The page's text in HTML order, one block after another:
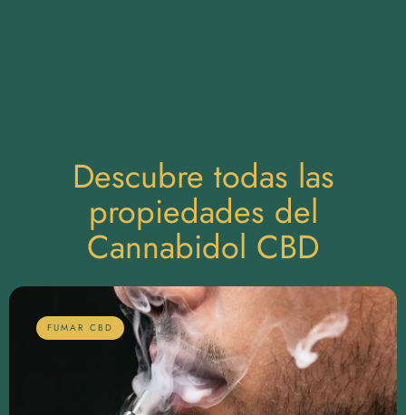
Descubre todas las
propiedades del
Cannabidol CBD
FUMAR CBD